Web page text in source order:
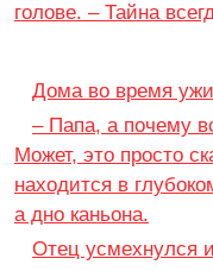
голове. – Тайна
Дома во время
– Папа, а почему
Может, это просто
находится в
а дно каньона.
Отец усмехнулся